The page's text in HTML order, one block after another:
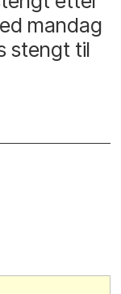
mandag
stengt til